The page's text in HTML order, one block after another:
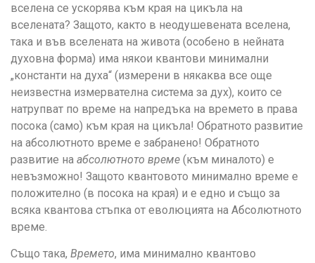
вселена се ускорява към края на цикъла на
вселената? Защото, както в неодушевената вселена,
така и във вселената на живота (особено в нейната
духовна форма) има някои квантови минимални
„константи на духа“ (измерени в някаква все още
неизвестна измервателна система за дух), които се
натрупват по време на напредъка на времето в права
посока (само) към края на цикъла! Обратното развитие
на абсолютното време е забранено! Обратното
развитие на абсолютното време (към миналото) е
невъзможно! Защото квантовото минимално време е
положително (в посока на края) и е едно и също за
всяка квантова стъпка от еволюцията на Абсолютното
време.
Също така, Времето, има минимално квантово